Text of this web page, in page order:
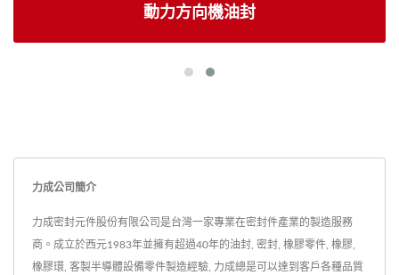
動力方向機油封
力成公司簡介
力成密封元件股份有限公司是台灣一家專業在密封件產業的製造服務
商。成立於西元1983年並擁有超過40年的油封, 密封, 橡膠零件, 橡膠,
橡膠環, 客製半導體設備零件製造經驗, 力成總是可以達到客戶各種品質